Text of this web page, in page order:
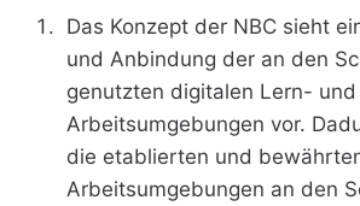
Das Konzept der NBC sieht
und Anbindung der an den
genutzten digitalen Lern- und
Arbeitsumgebungen vor.
die etablierten und
Arbeitsumgebungen an den